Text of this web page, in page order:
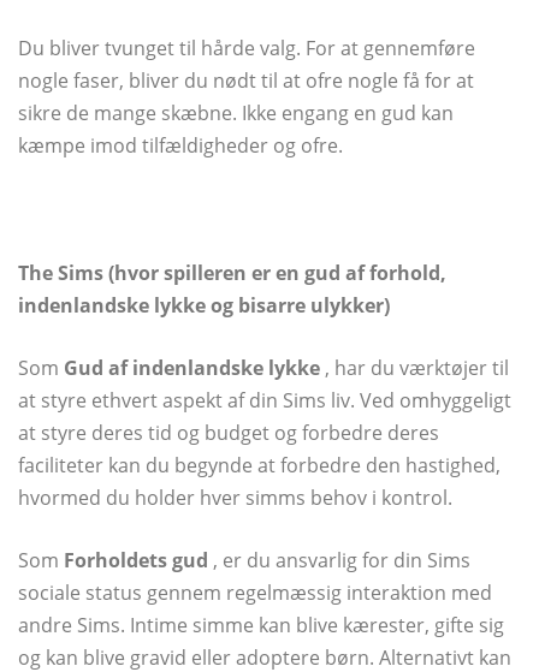
Du bliver tvunget til hårde valg. For at gennemføre
nogle faser, bliver du nødt til at ofre nogle få for at
sikre de mange skæbne. Ikke engang en gud kan
kæmpe imod tilfældigheder og ofre.
The Sims (hvor spilleren er en gud af forhold,
indenlandske lykke og bisarre ulykker)
Som Gud af indenlandske lykke , har du værktøjer til
at styre ethvert aspekt af din Sims liv. Ved omhyggeligt
at styre deres tid og budget og forbedre deres
faciliteter kan du begynde at forbedre den hastighed,
hvormed du holder hver simms behov i kontrol.
Som Forholdets gud , er du ansvarlig for din Sims
sociale status gennem regelmæssig interaktion med
andre Sims. Intime simme kan blive kærester, gifte sig
og kan blive gravid eller adoptere børn. Alternativt kan